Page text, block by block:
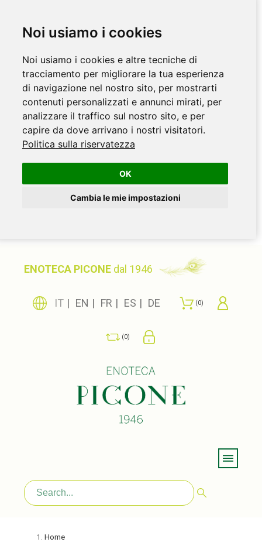
Noi usiamo i cookies
Noi usiamo i cookies e altre tecniche di
tracciamento per migliorare la tua esperienza
di navigazione nel nostro sito, per mostrarti
contenuti personalizzati e annunci mirati, per
analizzare il traffico sul nostro sito, e per
capire da dove arrivano i nostri visitatori.
Politica sulla riservatezza
OK
Cambia le mie impostazioni
ENOTECA PICONE dal 1946
IT EN FR ES DE 0
0
Home